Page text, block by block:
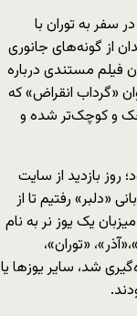
سفر به توران با
از گونه‌های جانوری
فیلم مستندی درباره
«گرداب انقراض» که
و کوچک‌تر شده و
روز بازدید از سایت
«دلبر» رفتیم تا از
یک یوز نر به نام
«توران»،
شد، سایر یوزها یا